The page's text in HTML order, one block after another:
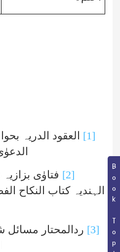
Book Topic
[1] العقود الدریہ
[2] فتاوٰی
الہندیہ کتاب النکاح
[3] ردالمحتار مسائل